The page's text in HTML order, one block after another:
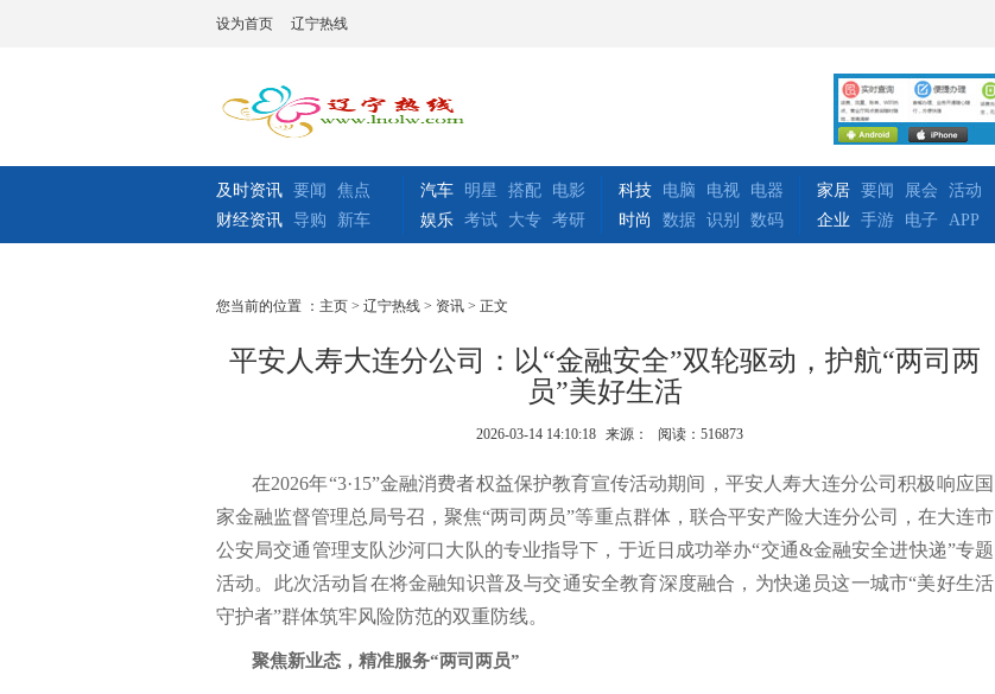
设为首页 辽宁热线
及时资讯 要闻
焦点
财经资讯 导购 新车
汽车 明星 搭配
电影
娱乐 考试 大专 考研
科技 电脑 电视
电器
时尚
数据 识别 数码
家居 要闻 展会
活动
企业
手游 电子 APP
您当前的位置 ： 主页 > 辽宁热线 > 资讯 > 正文
平安人寿大连分公司：以“金融安全”双轮驱动，护航“两司两
员”美好生活
2026-03-14 14:10:18 来源： 阅读：516873
在2026年“3·15”金融消费者权益保护教育宣传活动期间，平安人寿大连分公司积极响应国
家金融监督管理总局号召，聚焦“两司两员”等重点群体，联合平安产险大连分公司，在大连市
公安局交通管理支队沙河口大队的专业指导下，于近日成功举办“交通&金融安全进快递”专题
活动。此次活动旨在将金融知识普及与交通安全教育深度融合，为快递员这一城市“美好生活
守护者”群体筑牢风险防范的双重防线。
聚焦新业态，精准服务“两司两员”